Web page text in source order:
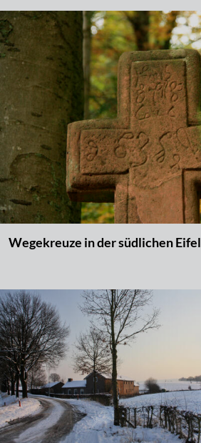
Wegekreuze in der südlichen Eifel